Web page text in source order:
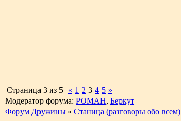
Страница 3 из 5 « 1 2 3 4 5 »
Модератор форума: РОМАН, Беркут
Форум Дружины » Станица (разговоры обо всем)